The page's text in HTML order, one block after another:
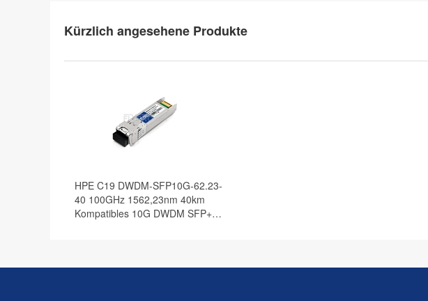
Kürzlich angesehene Produkte
HPE C19 DWDM-SFP10G-62.23-
40 100GHz 1562,23nm 40km
Kompatibles 10G DWDM SFP+